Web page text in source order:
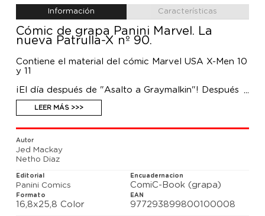
Información Características
Cómic de grapa Panini Marvel. La
nueva Patrulla-X nº 90.
Contiene el material del cómic Marvel USA X-Men 10
y 11
¡El día después de "Asalto a Graymalkin"! Después
de los acontecimientos del crossover, los miembros
de La Patrulla-X se han convertido en fugitivos, y
ONE sabe dónde encontrarlos. Sus escuadrones se
dirigen a La Fábrica y no pararán hasta que todos
vuelvan a Graymalkin como prisioneros. A no ser
que...
LEER MÁS >>>
Autor
Jed Mackay
Netho Diaz
Editorial
Panini Comics
Encuadernacion
ComiC-Book (grapa)
Formato
16,8x25,8 Color
EAN
977293899800100008